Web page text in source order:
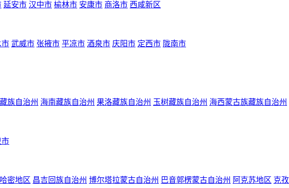
延安市 汉中市 榆林市 安康市 商洛市 西咸新区
市 武威市 张掖市 平凉市 酒泉市 庆阳市 定西市 陇南市
族自治州 海南藏族自治州 果洛藏族自治州 玉树藏族自治州 海西蒙古族藏族自治州
市
哈密地区 昌吉回族自治州 博尔塔拉蒙古自治州 巴音郭楞蒙古自治州 阿克苏地区 克